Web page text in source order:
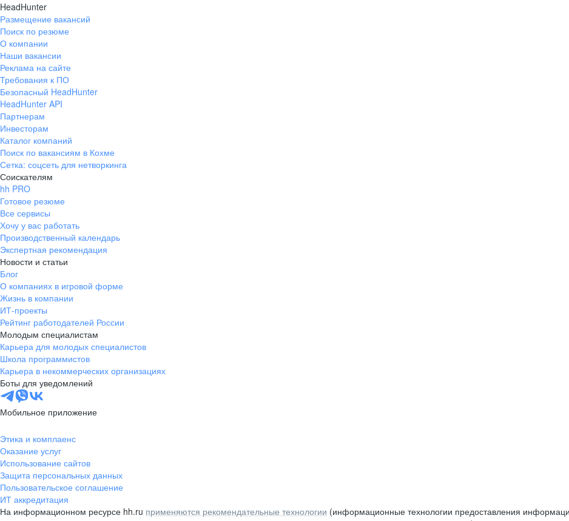
HeadHunter
Размещение вакансий
Поиск по резюме
О компании
Наши вакансии
Реклама на сайте
Требования к ПО
Безопасный HeadHunter
HeadHunter API
Партнерам
Инвесторам
Каталог компаний
Поиск по вакансиям в Кохме
Сетка: соцсеть для нетворкинга
Соискателям
hh PRO
Готовое резюме
Все сервисы
Хочу у вас работать
Производственный календарь
Экспертная рекомендация
Новости и статьи
Блог
О компаниях в игровой форме
Жизнь в компании
ИТ-проекты
Рейтинг работодателей России
Молодым специалистам
Карьера для молодых специалистов
Школа программистов
Карьера в некоммерческих организациях
Боты для уведомлений
Мобильное приложение
Этика и комплаенс
Оказание услуг
Использование сайтов
Защита персональных данных
Пользовательское соглашение
ИТ аккредитация
На информационном ресурсе hh.ru применяются рекомендательные технологии (информационные технологии предоставления